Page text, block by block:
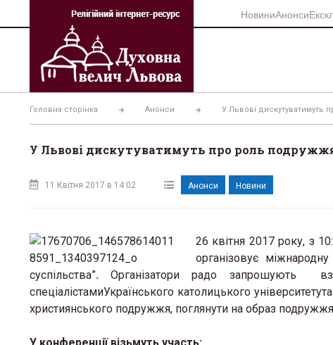
вмісту
НовиниАнонси
Головна сторінка Анонси У Львові дискутуватимуть
У Львові дискутуватимуть про роль
11 Квітня 2017 в 14:02 Анонси Новини
26 квітня 2017 року, з
організовує
суспільства”.Організатори радо запрошують
спеціалістамиУкраїнського католицького
християнського подружжя, поглянути на образ подружжя